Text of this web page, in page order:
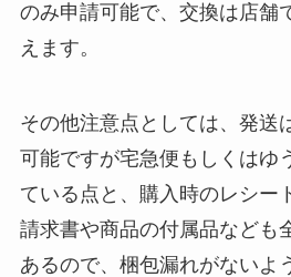
のみ申請可能で、交換は店舗
えます。
その他注意点としては、発送
可能ですが宅急便もしくはゆ
ている点と、購入時のレシー
請求書や商品の付属品なども
あるので、梱包漏れがないよ